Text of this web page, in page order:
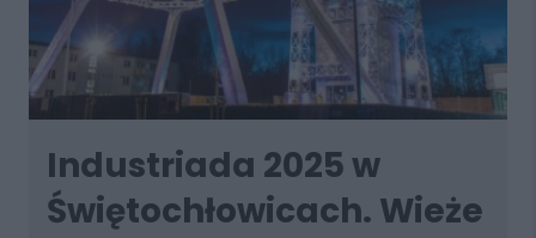
Industriada 2025 w
Świętochłowicach. Wieże